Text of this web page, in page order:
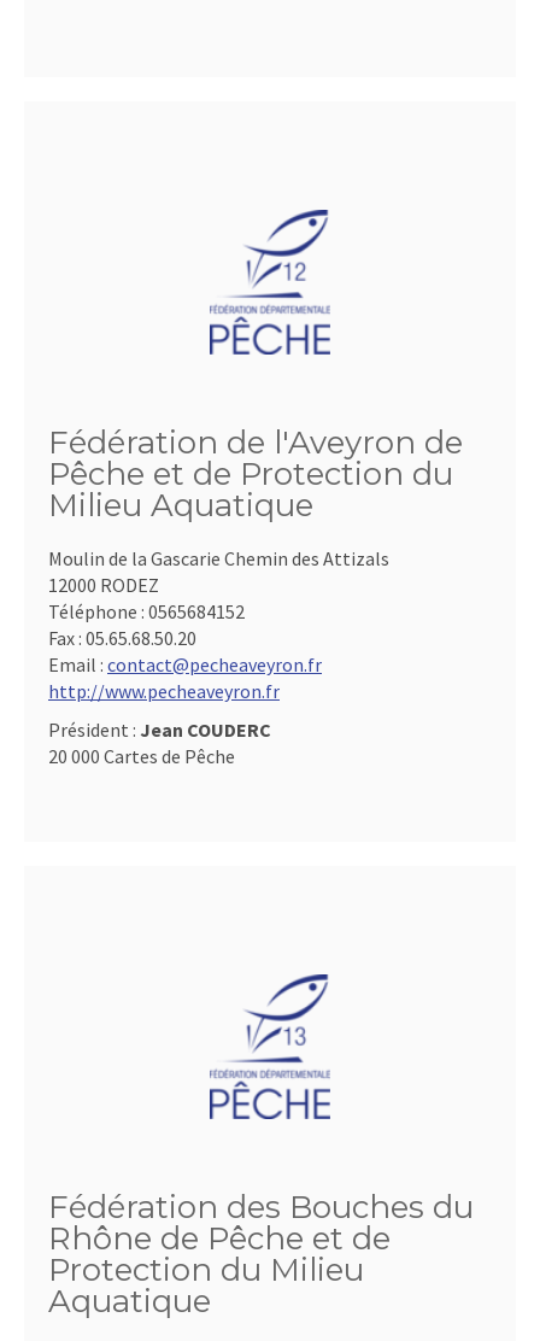
Fédération de l'Aveyron de
Pêche et de Protection du
Milieu Aquatique
Moulin de la Gascarie Chemin des Attizals
12000 RODEZ
Téléphone : 0565684152
Fax : 05.65.68.50.20
Email : contact@pecheaveyron.fr
http://www.pecheaveyron.fr
Président : Jean COUDERC
20 000 Cartes de Pêche
Fédération des Bouches du
Rhône de Pêche et de
Protection du Milieu
Aquatique